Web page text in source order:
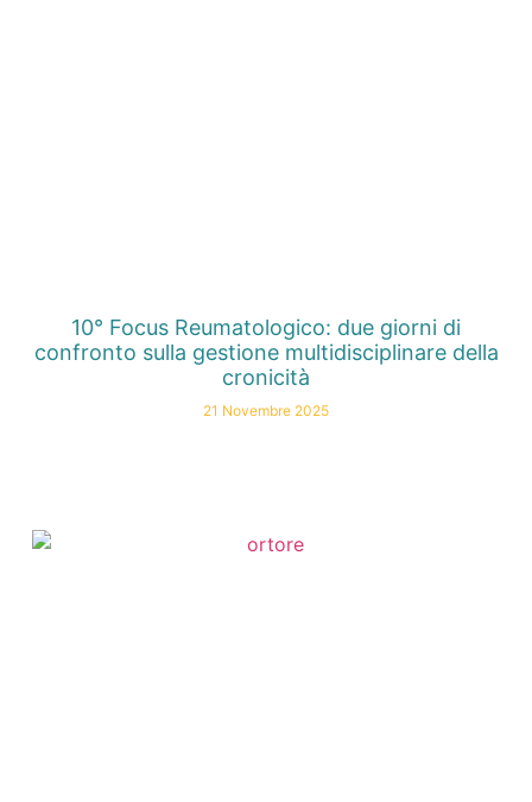
10° Focus Reumatologico: due giorni di
confronto sulla gestione multidisciplinare della
cronicità
21 Novembre 2025